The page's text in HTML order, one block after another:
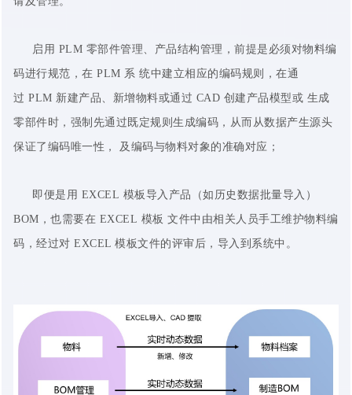
启用 PLM 零部件管理、产品结构管理，前提是必须对物料编
码进行规范，在 PLM 系 统中建立相应的编码规则，在通
过 PLM 新建产品、新增物料或通过 CAD 创建产品模型或 生成
零部件时，强制先通过既定规则生成编码，从而从数据产生源头
保证了编码唯一性， 及编码与物料对象的准确对应；
即便是用 EXCEL 模板导入产品（如历史数据批量导入）
BOM，也需要在 EXCEL 模板 文件中由相关人员手工维护物料编
码，经过对 EXCEL 模板文件的评审后，导入到系统中。